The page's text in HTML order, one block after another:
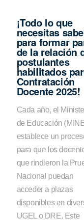
¡Todo lo que
necesitas
para formar
de la relación
postulantes
habilitados
Contratación
Docente 2025!
Cada año, el
de Educación
establece un
para que los
que rindieron la
Nacional puedan
acceder a plazas
disponibles en
UGEL o DRE. Este